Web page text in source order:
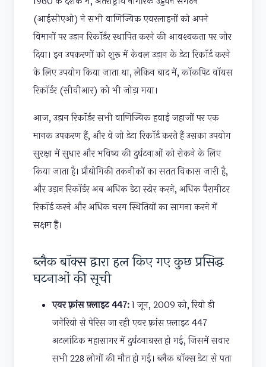
(आईसीएओ) ने सभी वाणिज्यिक एयरलाइनों को अपने
विमानों पर उड़ान रिकॉर्डर स्थापित करने की आवश्यकता पर जोर
दिया। इन उपकरणों को शुरू में केवल उड़ान के डेटा रिकॉर्ड करने
के लिए उपयोग किया जाता था, लेकिन बाद में, कॉकपिट वॉयस
रिकॉर्डर (सीवीआर) को भी जोड़ा गया।
आज, उड़ान रिकॉर्डर सभी वाणिज्यिक हवाई जहाजों पर एक
मानक उपकरण हैं, और वे जो डेटा रिकॉर्ड करते हैं उसका उपयोग
सुरक्षा में सुधार और भविष्य की दुर्घटनाओं को रोकने के लिए
किया जाता है। प्रौद्योगिकी तकनीकों का सतत विकास जारी है,
और उड़ान रिकॉर्डर अब अधिक डेटा स्टोर करने, अधिक पैरामीटर
रिकॉर्ड करने और अधिक चरम स्थितियों का सामना करने में
सक्षम हैं।
ब्लैक बॉक्स द्वारा हल किए गए कुछ प्रसिद्ध
घटनाओं की सूची
एयर फ़्रांस फ़्लाइट 447:1 जून, 2009 को, रियो डी
जनेरियो से पेरिस जा रही एयर फ़्रांस फ़्लाइट 447
अटलांटिक महासागर में दुर्घटनाग्रस्त हो गई, जिसमें सवार
सभी 228 लोगों की मौत हो गई। ब्लैक बॉक्स डेटा से पता